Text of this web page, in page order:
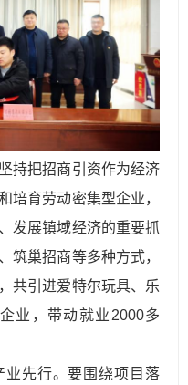
持把招商引资作为经济
培育劳动密集型企业，
发展镇域经济的重要抓
筑巢招商等多种方式，
共引进爱特尔玩具、乐
业，带动就业2000多
先行。要围绕项目落